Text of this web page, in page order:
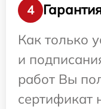
4
Как только
и
работ Вы
сертификат